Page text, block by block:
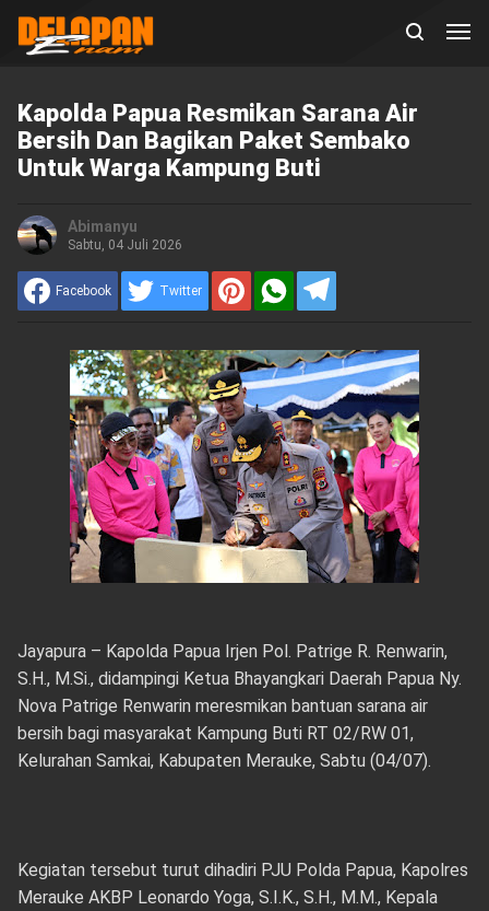
Kapolda Papua Resmikan Sarana Air
Bersih Dan Bagikan Paket Sembako
Untuk Warga Kampung Buti
Abimanyu
Sabtu, 04 Juli 2026
Facebook Twitter
Jayapura – Kapolda Papua Irjen Pol. Patrige R. Renwarin,
S.H., M.Si., didampingi Ketua Bhayangkari Daerah Papua Ny.
Nova Patrige Renwarin meresmikan bantuan sarana air
bersih bagi masyarakat Kampung Buti RT 02/RW 01,
Kelurahan Samkai, Kabupaten Merauke, Sabtu (04/07).
Kegiatan tersebut turut dihadiri PJU Polda Papua, Kapolres
Merauke AKBP Leonardo Yoga, S.I.K., S.H., M.M., Kepala